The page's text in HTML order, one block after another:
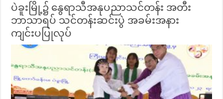
ပဲခူးမြို့၌ နွေရာသီအနုပညာသင်တန်း အတီး
ဘာသာရပ် သင်တန်းဆင်းပွဲ အခမ်းအနား
ကျင်းပပြုလုပ်